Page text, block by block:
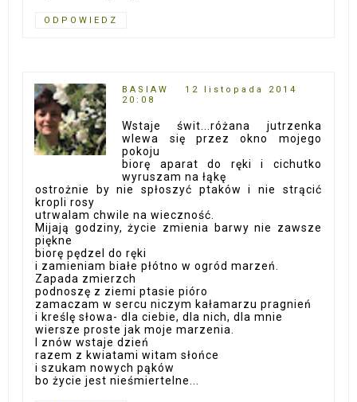
ODPOWIEDZ
BASIAW
12 listopada 2014
20:08
Wstaje świt...różana jutrzenka
wlewa się przez okno mojego
pokoju
biorę aparat do ręki i cichutko
wyruszam na łąkę
ostrożnie by nie spłoszyć ptaków i nie strącić
kropli rosy
utrwalam chwile na wieczność.
Mijają godziny, życie zmienia barwy nie zawsze
piękne
biorę pędzel do ręki
i zamieniam białe płótno w ogród marzeń.
Zapada zmierzch
podnoszę z ziemi ptasie pióro
zamaczam w sercu niczym kałamarzu pragnień
i kreślę słowa- dla ciebie, dla nich, dla mnie
wiersze proste jak moje marzenia.
I znów wstaje dzień
razem z kwiatami witam słońce
i szukam nowych pąków
bo życie jest nieśmiertelne...